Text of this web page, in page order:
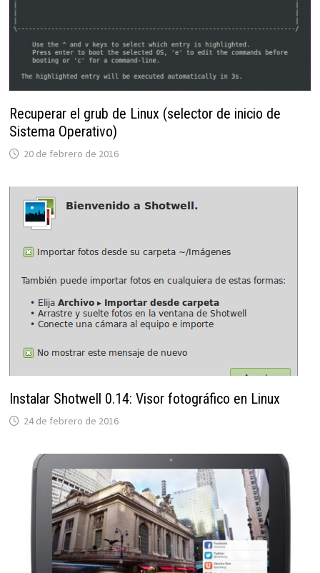
Recuperar el grub de Linux (selector de inicio de
Sistema Operativo)
20 de febrero de 2016
Instalar Shotwell 0.14: Visor fotográfico en Linux
24 de febrero de 2016